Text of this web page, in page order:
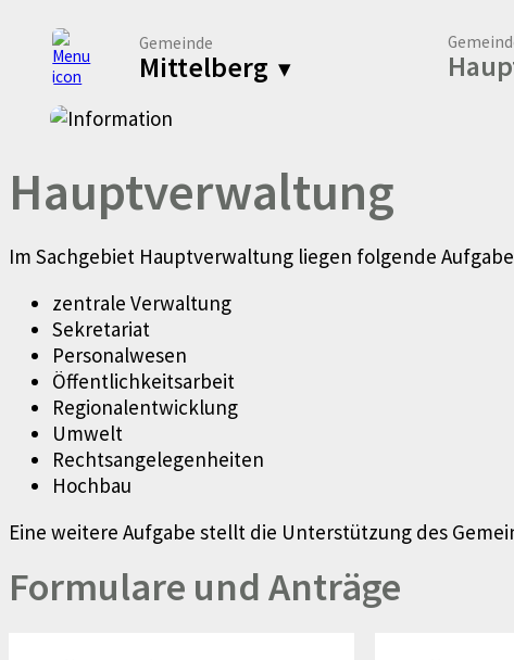
Gemeinde
Mittelberg ▾
Hauptverwaltung
Im Sachgebiet Hauptverwaltung liegen folgende
zentrale Verwaltung
Sekretariat
Personalwesen
Öffentlichkeitsarbeit
Regionalentwicklung
Umwelt
Rechtsangelegenheiten
Hochbau
Eine weitere Aufgabe stellt die Unterstützung des
Formulare und Anträge